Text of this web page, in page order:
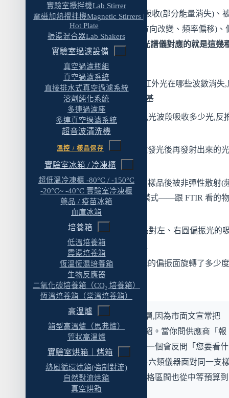
實驗室攪拌機Lab Stirrer
電磁加熱攪拌機Magnetic Stirrers |
Hot Plate
振盪混合器Lab Shakers
實驗室過濾設備
真空過濾瓶組
真空過濾系統
直接排水式真空過濾系統
溶劑純化系統
多連過濾座
多連真空過濾系統
超音波清洗機
溫控 / 樣品保存
實驗室冰箱 / 冷凍櫃
超低溫冷凍櫃 -80°C / -150°C
-20°C~ -40°C 實驗室冷凍櫃
藥品 / 疫苗冰箱
血庫冰箱
培養箱
低溫培養箱
震盪培養箱
恆溫恆濕培養箱
生物反應器
二氧化碳培養箱（CO₂ 培養箱）
恆溫培養箱（常溫培養箱）
高溫爐
箱型高溫爐（馬弗爐）
管狀高溫爐
實驗室烘箱｜烤箱
熱風循環烘箱(強制對流)
自然對流烘箱
真空烘箱
組合用法:GC-IR、LC-UV、HPLC-
八、光譜儀選購常見誤區與實務踩坑
以為解析度愈高愈好
沒考慮附件升級空間,三年後再買主機
合規法規版本看舊了,通不過稽核
樣品準備設備被忽略
環境條件比規格更影響數據品質
九、光譜儀選購 FAQ
Q1:實驗室光譜儀有哪幾種?差異在哪裡?
Q2:FTIR 和 UV-Vis 光譜儀差別在哪裡?該選哪
一台?
Q3:圓二色光譜儀和旋光儀有什麼不同?
Q4:光譜儀的解析度多少才夠用?
Q5:實驗室光譜儀的價格區間大概多少?
Q6:光譜儀安裝需要哪些環境條件?
Q7:光譜儀多久要校正一次?需要做 IQ/OQ/PQ
嗎?
給準備啟動採購的讀者
延伸閱讀
光打到樣品上會發生幾種事:被吸收(部分能量消失)、
次發射出來(發螢光)、被散射(方向改變、頻率偏移)、
狀態被改變(旋光、CD)。六類光譜儀對應的就是這幾
FTIR:看分子振動吸收的紅外光在哪些波數消失,
推有哪些化學鍵結與官能基
UV-Vis:看溶液在紫外可見光波段吸收多少光,反
多少濃度
螢光光譜儀:看樣品吸收激發光後再發射出來的
分子發光特性
拉曼光譜儀:看雷射光打到樣品後被非彈性散射(
偏移)的光,反推分子振動模式——跟 FTIR 看的
量相關但互補
圓二色光譜儀(CD)
:看樣品對左、右圓偏振光的
差異,反推手性分子的構型
旋光儀:看樣品讓線偏振光的偏振面旋轉了多少
到一個旋光度數值
實務觀察：多數採購卡在這層,因為市面文宣常把
「光譜儀」當成單一品類介紹。當你問供應商「報
一台光譜儀的價錢」,對方第一個會反問「您要看什
麼樣品?」就是這個原因——六類儀器面對同一支
品會看到截然不同的東西,價格區間也從中等預算到
高階預算都有。